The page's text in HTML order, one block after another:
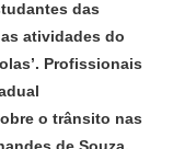
das
atividades do
Profissionais
o trânsito nas